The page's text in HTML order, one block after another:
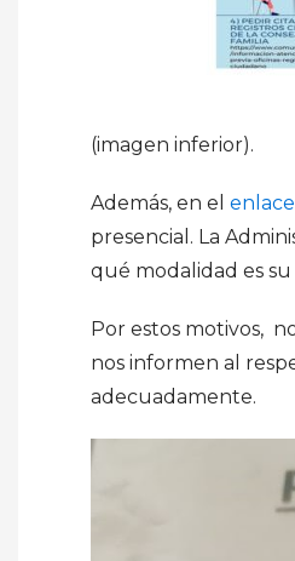
(imagen inferior).
Además, en el
presencial. La
qué modalidad es
Por estos motivos,
nos informen al
adecuadamente.